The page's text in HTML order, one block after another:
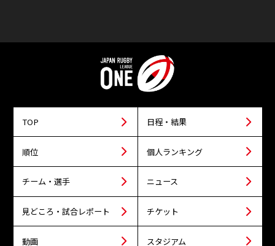
TOP 日程・結果
順位 個人ランキング
チーム・選手 ニュース
見どころ・試合レポート チケット
動画 スタジアム